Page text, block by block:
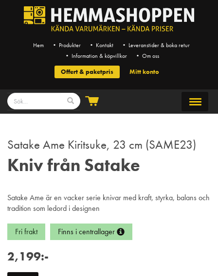
Hem • Produkter • Kontakt
• Leveranstider & boka retur
• Information & köpvillkor
• Om oss
Offert & paketpris Mitt konto
Satake Ame Kiritsuke, 23 cm (SAME23)
Kniv från Satake
Satake Ame är en vacker serie knivar med kraft, styrka, balans och
tradition som ledord i designen
Fri frakt Finns i centrallager
2,199:-